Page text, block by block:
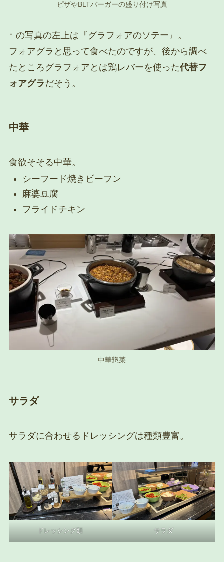
ピザやBLTバーガーの盛り付け写真
↑ の写真の左上は『グラフォアのソテー』。
フォアグラと思って食べたのですが、後から調べ
たところグラフォアとは鶏レバーを使った代替フ
ォアグラだそう。
中華
食欲そそる中華。
シーフード焼きビーフン
麻婆豆腐
フライドチキン
中華惣菜
サラダ
サラダに合わせるドレッシングは種類豊富。
ドレッシング類 サラダ